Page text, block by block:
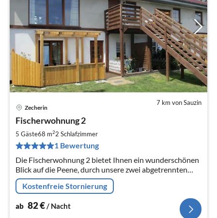
7 km von Sauzin
Zecherin
Fischerwohnung 2
5 Gäste68 m22 Schlafzimmer
1 Bewertung
Die Fischerwohnung 2 bietet Ihnen ein wunderschönen
Blick auf die Peene, durch unsere zwei abgetrennten
Terrassen verpassen Sie weder den Sonnenaufgang,
noch den Sonnenuntergang.
Kostenfreie Stornierung
ab 82€/ Nacht